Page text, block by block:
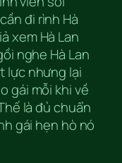
đi rình Hà
xem Hà Lan
nghe Hà Lan
lực nhưng lại
gái mỗi khi về
là đủ chuẩn
gái hẹn hò nó